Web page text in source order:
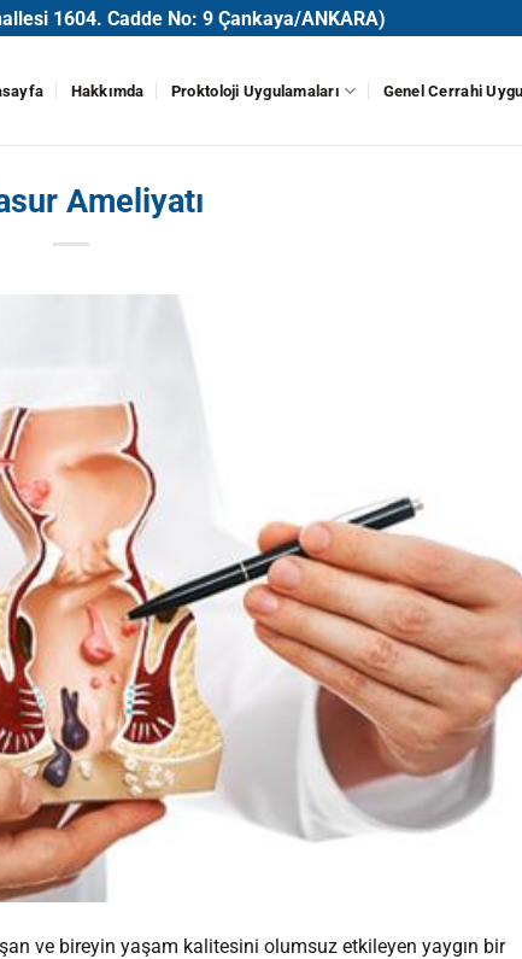
1604. Cadde No: 9 Çankaya/ANKARA)
Hakkımda Proktoloji Uygulamaları Genel Cerrahi
Ameliyatı
ve bireyin yaşam kalitesini olumsuz etkileyen yaygın bir